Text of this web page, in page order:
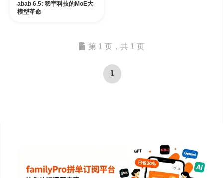
abab 6.5: 稀宇科技的MoE大
模型革命
第 1 页，共 1 页
1